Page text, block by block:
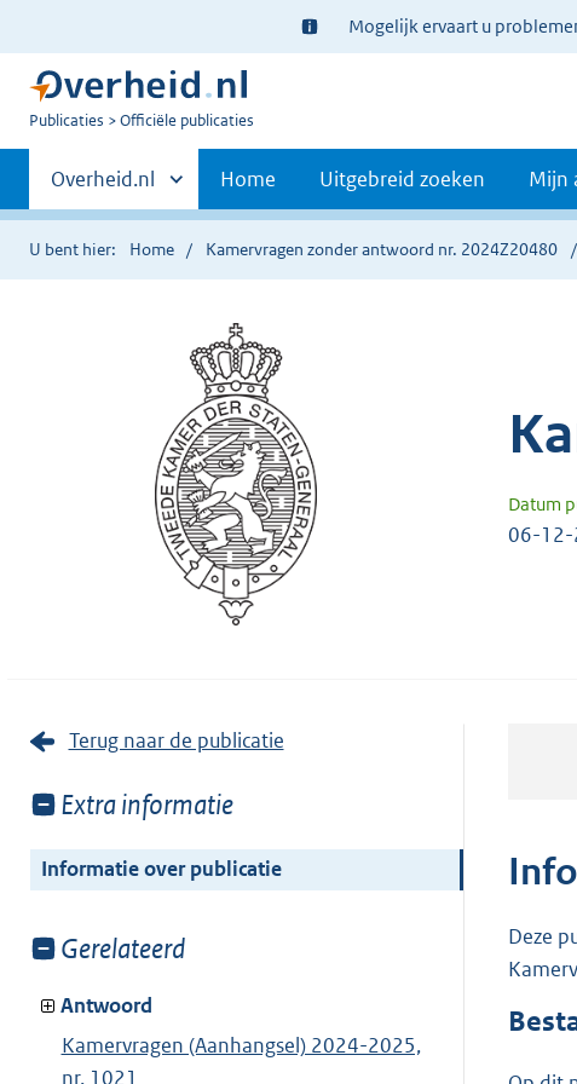
Ter
informatie:
Mogelijk ervaart u
U
Publicaties Officiële publicaties
Primaire
navigatie
Andere
sites
binnen
Overheid.nl Home Uitgebreid zoeken Mijn
U bent hier: Home Kamervragen zonder antwoord nr. 2024Z20480
Datum
06-12-
Terug naar de publicatie
Toon
van:
Extra informatie
Informatie over publicatie
Toon
van:
Gerelateerd
Antwoord
Kamervragen (Aanhangsel) 2024-2025,
nr. 1021
Deze